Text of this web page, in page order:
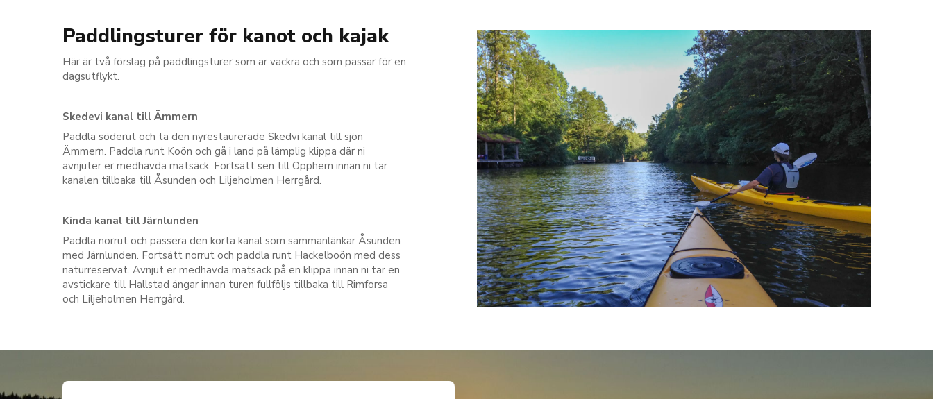
Paddlingsturer för kanot och kajak
Här är två förslag på paddlingsturer som är vackra och som passar för en
dagsutflykt.
Skedevi kanal till Ämmern
Paddla söderut och ta den nyrestaurerade Skedvi kanal till sjön
Ämmern. Paddla runt Koön och gå i land på lämplig klippa där ni
avnjuter er medhavda matsäck. Fortsätt sen till Opphem innan ni tar
kanalen tillbaka till Åsunden och Liljeholmen Herrgård.
Kinda kanal till Järnlunden
Paddla norrut och passera den korta kanal som sammanlänkar Åsunden
med Järnlunden. Fortsätt norrut och paddla runt Hackelboön med dess
naturreservat. Avnjut er medhavda matsäck på en klippa innan ni tar en
avstickare till Hallstad ängar innan turen fullföljs tillbaka till Rimforsa
och Liljeholmen Herrgård.